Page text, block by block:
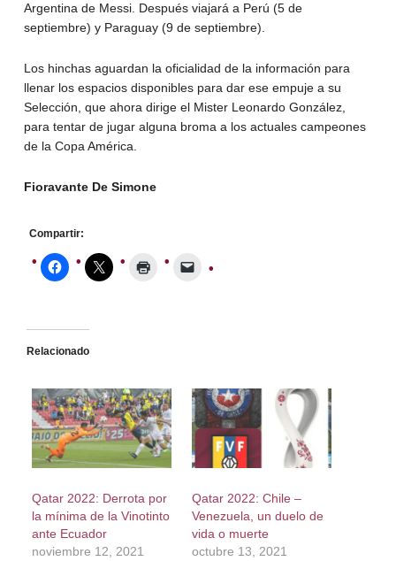
Argentina de Messi. Después viajará a Perú (5 de
septiembre) y Paraguay (9 de septiembre).
Los hinchas aguardan la oficialidad de la información para
llenar los espacios disponibles para dar ese empuje a su
Selección, que ahora dirige el Mister Leonardo González,
para tentar de jugar alguna broma a los actuales campeones
de la Copa América.
Fioravante De Simone
Compartir:
Relacionado
Qatar 2022: Derrota por
la mínima de la Vinotinto
ante Ecuador
noviembre 12, 2021
Qatar 2022: Chile –
Venezuela, un duelo de
vida o muerte
octubre 13, 2021